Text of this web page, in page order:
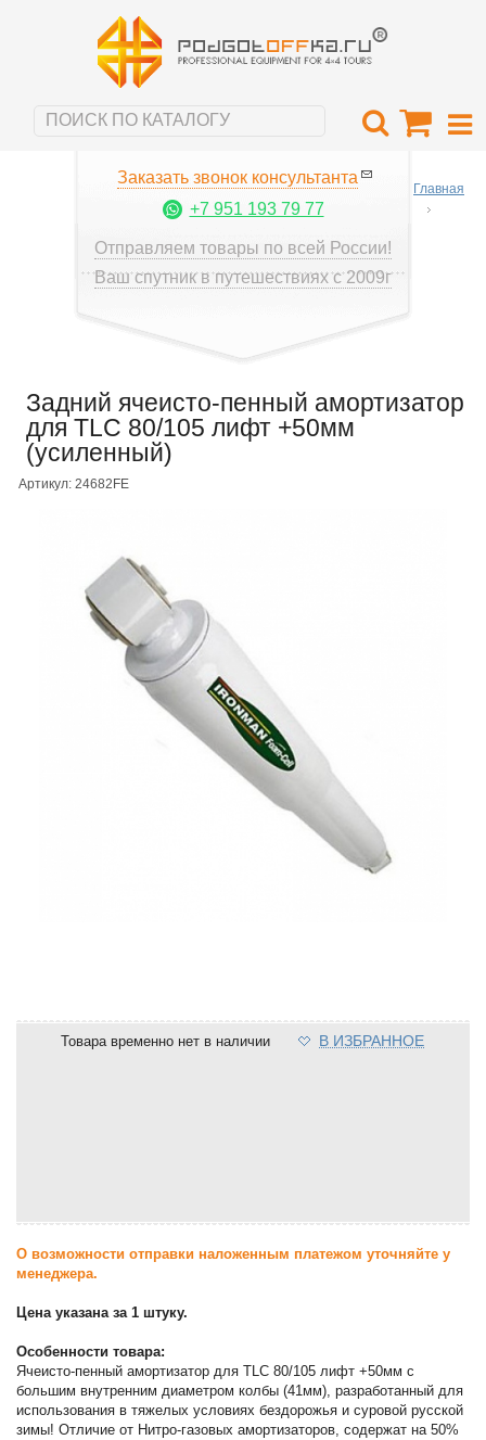
Заказать звонок консультанта
+7 951 193 79 77
Отправляем товары по всей России!
Ваш спутник в путешествиях с 2009г
Главная
Задний ячеисто-пенный амортизатор
для TLC 80/105 лифт +50мм
(усиленный)
Артикул: 24682FE
Товара временно нет в наличии В ИЗБРАННОЕ
О возможности отправки наложенным платежом уточняйте у
менеджера.
Цена указана за 1 штуку.
Особенности товара:
Ячеисто-пенный амортизатор для TLC 80/105 лифт +50мм с
большим внутренним диаметром колбы (41мм), разработанный для
использования в тяжелых условиях бездорожья и суровой русской
зимы! Отличие от Нитро-газовых амортизаторов, содержат на 50%